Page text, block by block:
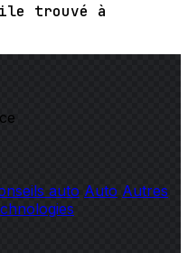
trouvé à
auto Auto Autres